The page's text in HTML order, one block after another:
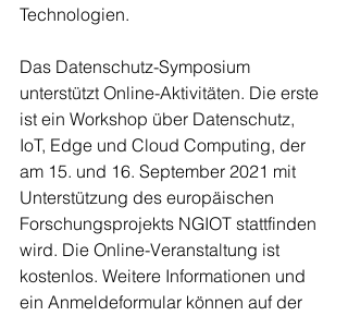
Technologien.
Das Datenschutz-Symposium
unterstützt Online-Aktivitäten. Die erste
ist ein Workshop über Datenschutz,
IoT, Edge und Cloud Computing, der
am 15. und 16. September 2021 mit
Unterstützung des europäischen
Forschungsprojekts NGIOT stattfinden
wird. Die Online-Veranstaltung ist
kostenlos. Weitere Informationen und
ein Anmeldeformular können auf der